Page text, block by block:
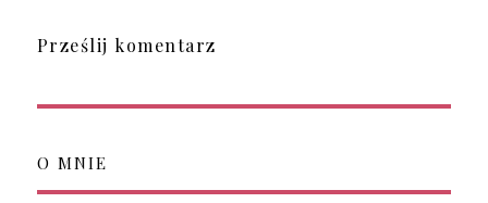
Prześlij komentarz
O MNIE